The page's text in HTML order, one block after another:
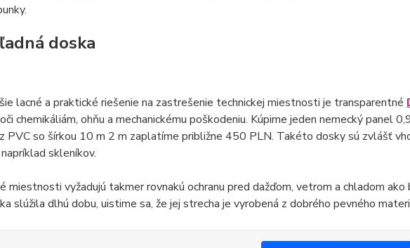
doska
lacné a praktické riešenie na zastrešenie technickej miestnosti je transparentné
chemikáliám, ohňu a mechanickému poškodeniu. Kúpime jeden nemecký panel
PVC so šírkou 10 m 2 m zaplatíme približne 450 PLN. Takéto dosky sú zvlášť
skleníkov.
miestnosti vyžadujú takmer rovnakú ochranu pred dažďom, vetrom a chladom
slúžila dlhú dobu, uistime sa, že jej strecha je vyrobená z dobrého pevného